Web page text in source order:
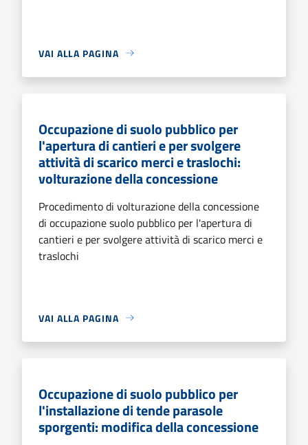
VAI ALLA PAGINA
Occupazione di suolo pubblico per
l'apertura di cantieri e per svolgere
attività di scarico merci e traslochi:
volturazione della concessione
Procedimento di volturazione della concessione
di occupazione suolo pubblico per l'apertura di
cantieri e per svolgere attività di scarico merci e
traslochi
VAI ALLA PAGINA
Occupazione di suolo pubblico per
l'installazione di tende parasole
sporgenti: modifica della concessione